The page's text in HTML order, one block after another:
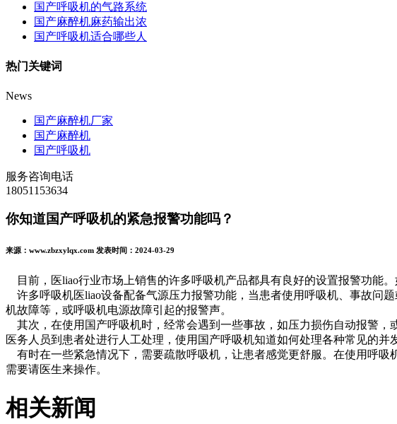
国产呼吸机的气路系统
国产麻醉机麻药输出浓
国产呼吸机适合哪些人
热门关键词
News
国产麻醉机厂家
国产麻醉机
国产呼吸机
服务咨询电话
18051153634
你知道国产呼吸机的紧急报警功能吗？
来源：www.zbzxylqx.com 发表时间：2024-03-29
目前，医liao行业市场上销售的许多呼吸机产品都具有良好的设置报警功能
许多呼吸机医liao设备配备气源压力报警功能，当患者使用呼吸机、事故问
机故障等，或呼吸机电源故障引起的报警声。
其次，在使用国产呼吸机时，经常会遇到一些事故，如压力损伤自动报警
医务人员到患者处进行人工处理，使用国产呼吸机知道如何处理各种常见的并
有时在一些紧急情况下，需要疏散呼吸机，让患者感觉更舒服。在使用呼
需要请医生来操作。
相关新闻